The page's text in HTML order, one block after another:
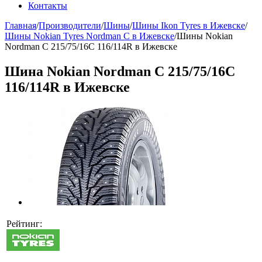
Контакты
Главная/Производители/Шины/Шины Ikon Tyres в Ижевске/
Шины Nokian Tyres Nordman С в Ижевске/Шины Nokian
Nordman С 215/75/16C 116/114R в Ижевске
Шина Nokian Nordman С 215/75/16C
116/114R в Ижевске
Рейтинг: